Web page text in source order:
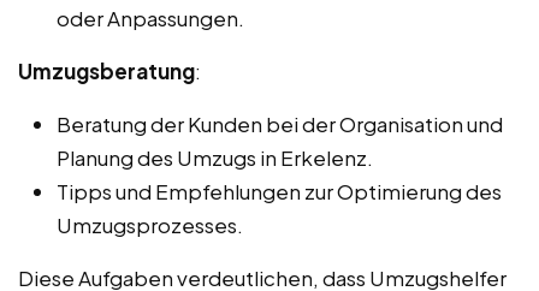
oder Anpassungen.
Umzugsberatung:
Beratung der Kunden bei der Organisation und
Planung des Umzugs in Erkelenz.
Tipps und Empfehlungen zur Optimierung des
Umzugsprozesses.
Diese Aufgaben verdeutlichen, dass Umzugshelfer